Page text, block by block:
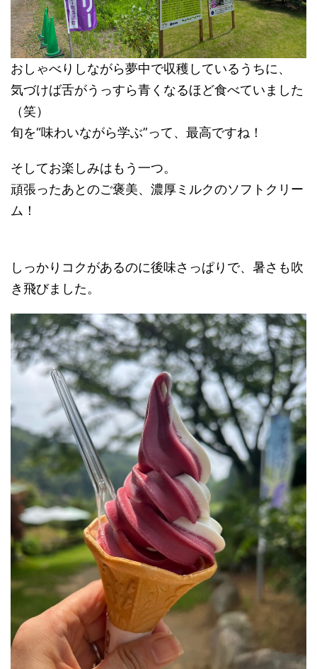
おしゃべりしながら夢中で収穫しているうちに、
気づけば舌がうっすら青くなるほど食べていました
（笑）
旬を“味わいながら学ぶ”って、最高ですね！
そしてお楽しみはもう一つ。
頑張ったあとのご褒美、濃厚ミルクのソフトクリー
ム！
しっかりコクがあるのに後味さっぱりで、暑さも吹
き飛びました。